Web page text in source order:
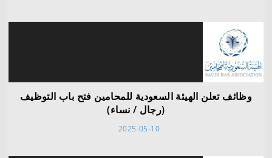
وظائف تعلن الهيئة السعودية للمحامين فتح باب التوظيف
(رجال / نساء)
2025-05-10